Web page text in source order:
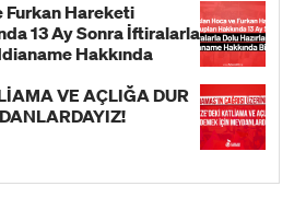
Furkan Hareketi
13 Ay Sonra İftiralarla
Hakkında
VE AÇLIĞA DUR